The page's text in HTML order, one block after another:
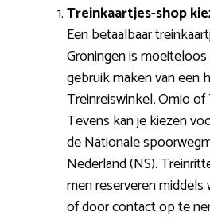
Treinkaartjes-shop
Een betaalbaar
Groningen is
gebruik maken van een
Treinreiswinkel, Omio
Tevens kan je kiezen
de Nationale
Nederland (NS).
men reserveren
of door contact op te